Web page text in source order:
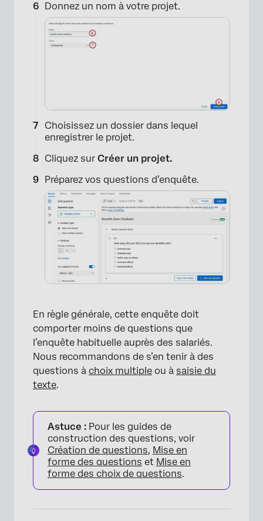
×
Donnez un nom à votre projet.
Choisissez un dossier dans lequel
enregistrer le projet.
Cliquez sur Créer un projet.
Préparez vos questions d’enquête.
En règle générale, cette enquête doit
comporter moins de questions que
l’enquête habituelle auprès des salariés.
Nous recommandons de s’en tenir à des
questions à choix multiple ou à saisie du
texte.
Astuce : Pour les guides de
construction des questions, voir
Création de questions, Mise en
forme des questions et Mise en
forme des choix de questions.